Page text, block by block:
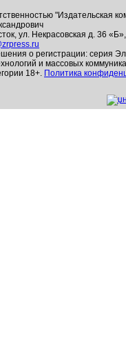
"Издательская
ул. Некрасовская д. 36
о регистрации: серия
и массовых
18+. Политика